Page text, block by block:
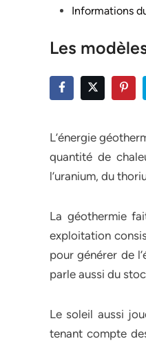
PostedInformations
Les
L’énergie
quantité de
l’uranium, du
La géothermie
exploitation
pour générer de
parle aussi du
Le soleil aussi
tenant compte